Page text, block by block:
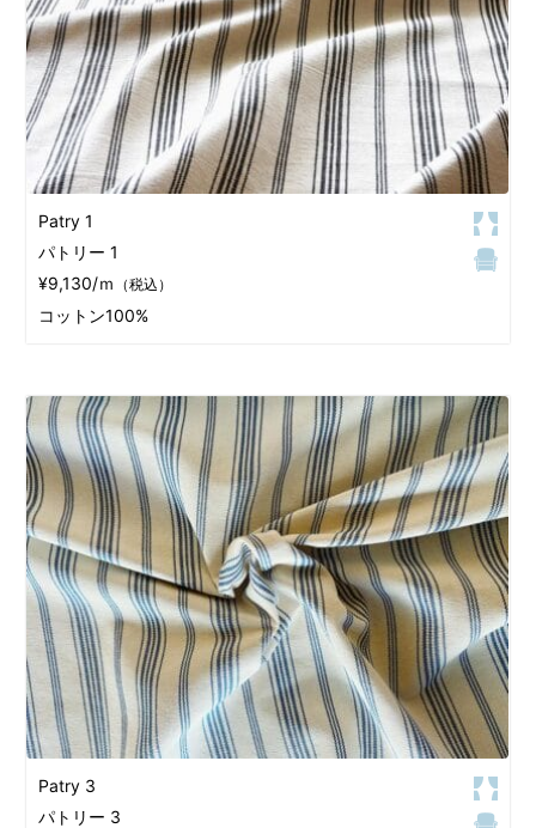
Patry 1
パトリー 1
¥9,130/ｍ （税込）
コットン100%
Patry 3
パトリー 3